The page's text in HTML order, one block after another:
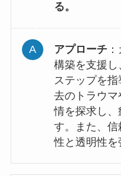
る。
アプローチ：
構築を支援
ステップを
去のトラウ
情を探求し、
す。また、
性と透明性を